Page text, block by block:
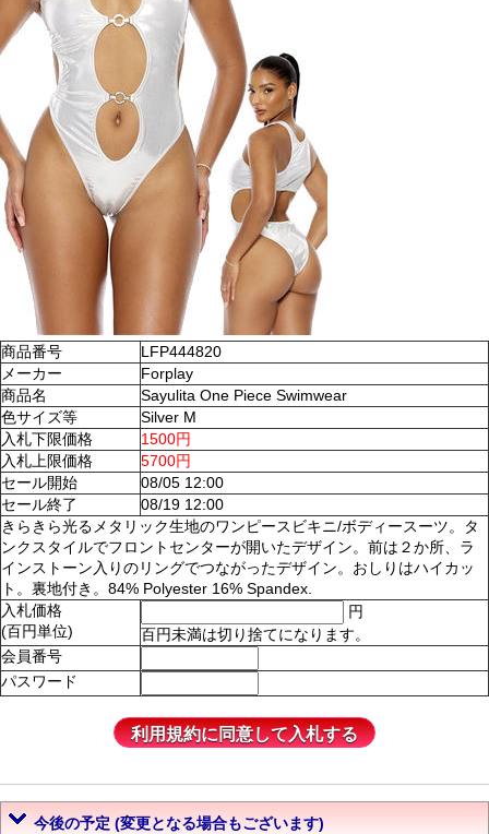
商品番号
LFP444820
メーカー
Forplay
商品名
Sayulita One Piece Swimwear
色サイズ等
Silver M
入札下限価格
1500円
入札上限価格
5700円
セール開始
08/05 12:00
セール終了
08/19 12:00
きらきら光るメタリック生地のワンピースビキニ/ボディースーツ。タ
ンクスタイルでフロントセンターが開いたデザイン。前は２か所、ラ
インストーン入りのリングでつながったデザイン。おしりはハイカッ
ト。裏地付き。84% Polyester 16% Spandex.
入札価格
(百円単位)
円
百円未満は切り捨てになります。
会員番号
パスワード
今後の予定 (変更となる場合もございます)